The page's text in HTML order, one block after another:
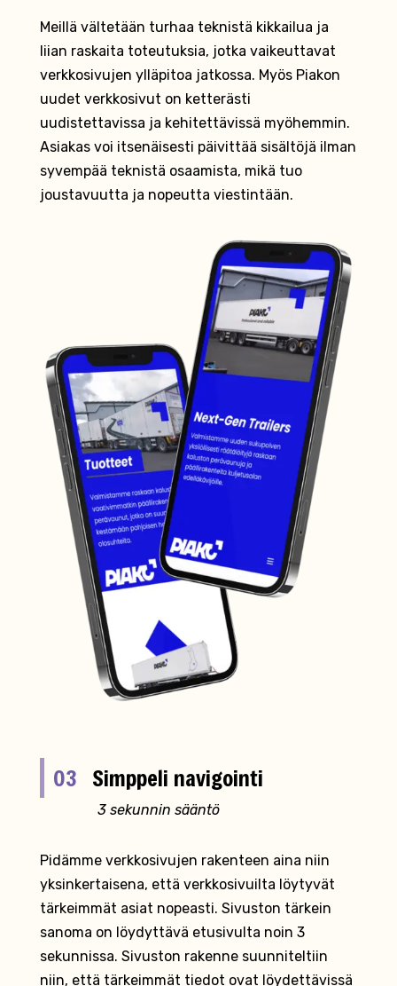
Meillä vältetään turhaa teknistä kikkailua ja
liian raskaita toteutuksia, jotka vaikeuttavat
verkkosivujen ylläpitoa jatkossa. Myös Piakon
uudet verkkosivut on ketterästi
uudistettavissa ja kehitettävissä myöhemmin.
Asiakas voi itsenäisesti päivittää sisältöjä ilman
syvempää teknistä osaamista, mikä tuo
joustavuutta ja nopeutta viestintään.
03 Simppeli navigointi
3 sekunnin sääntö
Pidämme verkkosivujen rakenteen aina niin
yksinkertaisena, että verkkosivuilta löytyvät
tärkeimmät asiat nopeasti. Sivuston tärkein
sanoma on löydyttävä etusivulta noin 3
sekunnissa. Sivuston rakenne suunniteltiin
niin, että tärkeimmät tiedot ovat löydettävissä